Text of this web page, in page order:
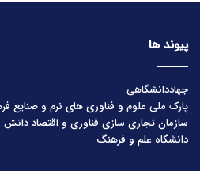
پیوند ها
جهاددانشگاهی
پارک ملی علوم و فناوری های نرم و صنایع
سازمان تجاری سازی فناوری و اقتصاد دانش
دانشگاه علم و فرهنگ